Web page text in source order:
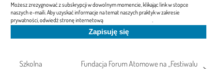
Możesz zrezygnować z subskrypcji w dowolnym momencie, klikając link w stopce
naszych e-maili. Aby uzyskać informacje na temat naszych praktyk w zakresie
prywatności, odwiedź stronę internetową
Szkolna
Fundacja Forum Atomowe na „Festiwalu